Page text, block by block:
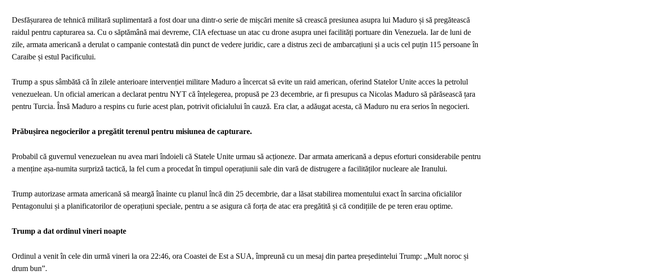
Desfășurarea de tehnică militară suplimentară a fost doar una dintr-o serie de mișcări menite să crească presiunea asupra lui Maduro și să pregătească
raidul pentru capturarea sa. Cu o săptămână mai devreme, CIA efectuase un atac cu drone asupra unei facilități portuare din Venezuela. Iar de luni de
zile, armata americană a derulat o campanie contestată din punct de vedere juridic, care a distrus zeci de ambarcațiuni și a ucis cel puțin 115 persoane în
Caraibe și estul Pacificului.
Trump a spus sâmbătă că în zilele anterioare intervenției militare Maduro a încercat să evite un raid american, oferind Statelor Unite acces la petrolul
venezuelean. Un oficial american a declarat pentru NYT că înțelegerea, propusă pe 23 decembrie, ar fi presupus ca Nicolas Maduro să părăsească țara
pentru Turcia. Însă Maduro a respins cu furie acest plan, potrivit oficialului în cauză. Era clar, a adăugat acesta, că Maduro nu era serios în negocieri.
Prăbușirea negocierilor a pregătit terenul pentru misiunea de capturare.
Probabil că guvernul venezuelean nu avea mari îndoieli că Statele Unite urmau să acționeze. Dar armata americană a depus eforturi considerabile pentru
a menține așa-numita surpriză tactică, la fel cum a procedat în timpul operațiunii sale din vară de distrugere a facilităților nucleare ale Iranului.
Trump autorizase armata americană să meargă înainte cu planul încă din 25 decembrie, dar a lăsat stabilirea momentului exact în sarcina oficialilor
Pentagonului și a planificatorilor de operațiuni speciale, pentru a se asigura că forța de atac era pregătită și că condițiile de pe teren erau optime.
Trump a dat ordinul vineri noapte
Ordinul a venit în cele din urmă vineri la ora 22:46, ora Coastei de Est a SUA, împreună cu un mesaj din partea președintelui Trump: „Mult noroc și
drum bun”.